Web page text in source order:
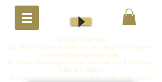
Sehr geehrte Kunden,
Sie erhalten unsere Produkte im Onlineshop und in unserem
Laden in Hamburg-Winterhude
Ihre Online-Bestellung lassen wir innerhalb von 5 Werktagen
über DHL liefern.
Ein Besuch im Geschäft ist nur nach Terminbuchung möglich